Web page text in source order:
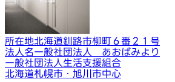
所在地北海道釧路市柳町６番２１号
法人名一般社団法人 あおばみより
一般社団法人生活支援組合
北海道札幌市・旭川市中心